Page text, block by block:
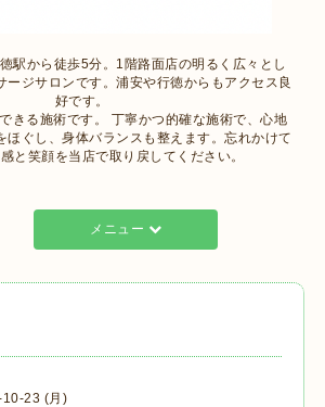
駅から徒歩5分。1階路面店の明るく広々とし
ージサロンです。浦安や行徳からもアクセス良
好です。
きる施術です。 丁寧かつ的確な施術で、心地
ほぐし、身体バランスも整えます。忘れかけて
と笑顔を当店で取り戻してください。
メニュー
23 (月)